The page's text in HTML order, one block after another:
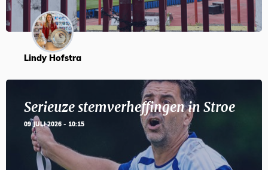
Lindy Hofstra
Serieuze stemverheffingen in Stroe
09 JULI 2026 - 10:15